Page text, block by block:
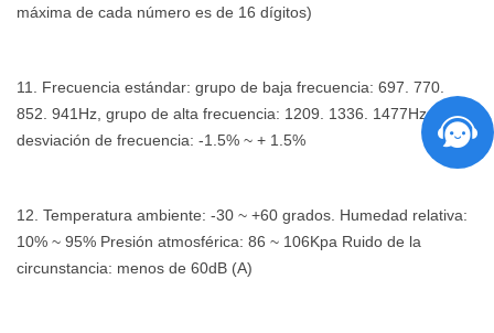
máxima de cada número es de 16 dígitos)
11. Frecuencia estándar: grupo de baja frecuencia: 697. 770.
852. 941Hz, grupo de alta frecuencia: 1209. 1336. 1477Hz,
desviación de frecuencia: -1.5% ~ + 1.5%
12. Temperatura ambiente: -30 ~ +60 grados. Humedad relativa:
10% ~ 95% Presión atmosférica: 86 ~ 106Kpa Ruido de la
circunstancia: menos de 60dB (A)